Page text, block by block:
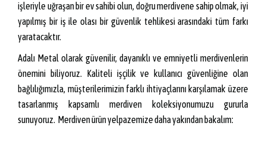
işleriyle uğraşan bir ev sahibi olun, doğru merdivene sahip olmak, iyi
yapılmış bir iş ile olası bir güvenlik tehlikesi arasındaki tüm farkı
yaratacaktır.
Adalı Metal olarak güvenilir, dayanıklı ve emniyetli merdivenlerin
önemini biliyoruz. Kaliteli işçilik ve kullanıcı güvenliğine olan
bağlılığımızla, müşterilerimizin farklı ihtiyaçlarını karşılamak üzere
tasarlanmış kapsamlı merdiven koleksiyonumuzu gururla
sunuyoruz. Merdiven ürün yelpazemize daha yakından bakalım: